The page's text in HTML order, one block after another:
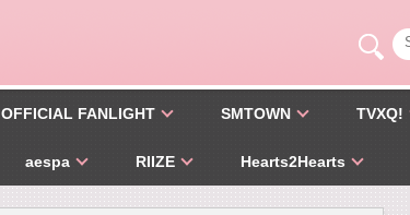
OFFICIAL FANLIGHT SMTOWN TVXQ!
aespa RIIZE Hearts2Hearts